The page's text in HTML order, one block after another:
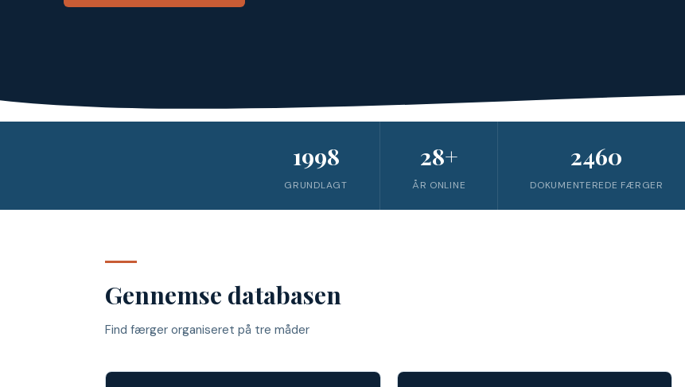
1998
GRUNDLAGT
28+
ÅR ONLINE
2460
DOKUMENTEREDE FÆRGER
Gennemse databasen
Find færger organiseret på tre måder